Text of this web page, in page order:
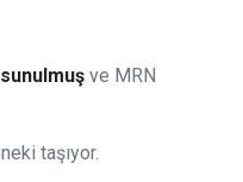
ve MRN
taşıyor.